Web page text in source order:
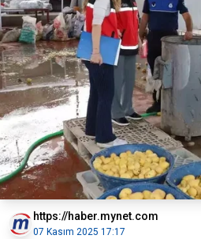
https://haber.mynet.com
07 Kasım 2025 17:17